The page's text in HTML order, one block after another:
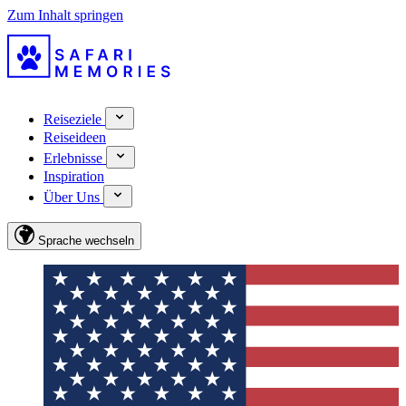
Zum Inhalt springen
Reiseziele
Reiseideen
Erlebnisse
Inspiration
Über Uns
Sprache wechseln